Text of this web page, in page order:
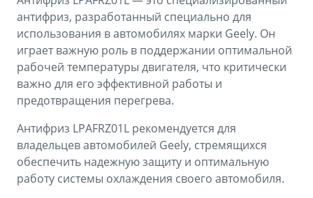
антифриз, разработанный специально для
использования в автомобилях марки Geely. Он
играет важную роль в поддержании оптимальной
рабочей температуры двигателя, что критически
важно для его эффективной работы и
предотвращения перегрева.
Антифриз LPAFRZ01L рекомендуется для
владельцев автомобилей Geely, стремящихся
обеспечить надежную защиту и оптимальную
работу системы охлаждения своего автомобиля.